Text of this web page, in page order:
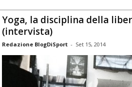
Yoga, la disciplina della
(intervista)
Redazione BlogDiSport - Set 15, 2014